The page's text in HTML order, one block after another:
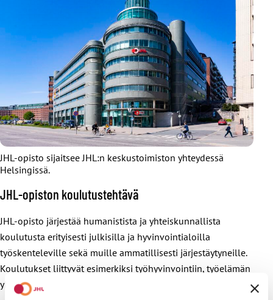
JHL-opisto sijaitsee JHL:n keskustoimiston yhteydessä
Helsingissä.
JHL-opiston koulutustehtävä
JHL-opisto järjestää humanistista ja yhteiskunnallista
koulutusta erityisesti julkisilla ja hyvinvointialoilla
työskenteleville sekä muille ammatillisesti järjestäytyneille.
Koulutukset liittyvät esimerkiksi työhyvinvointiin, työelämän
yhteistyötaitoihin ja yhdenvertaisuuteen.